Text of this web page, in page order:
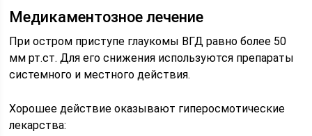
Медикаментозное лечение
При остром приступе глаукомы ВГД равно более 50
мм рт.ст. Для его снижения используются препараты
системного и местного действия.
Хорошее действие оказывают гиперосмотические
лекарства: